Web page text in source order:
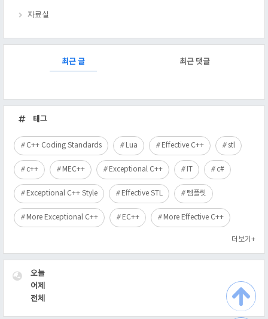
자료실
최근 글 최근 댓글
근
글
태그
C++ Coding Standards Lua Effective C++ stl
c++ MEC++ Exceptional C++ IT c#
Exceptional C++ Style Effective STL 템플릿
More Exceptional C++ EC++ More Effective C++
더보기+
VISITOR
오늘
어제
전체